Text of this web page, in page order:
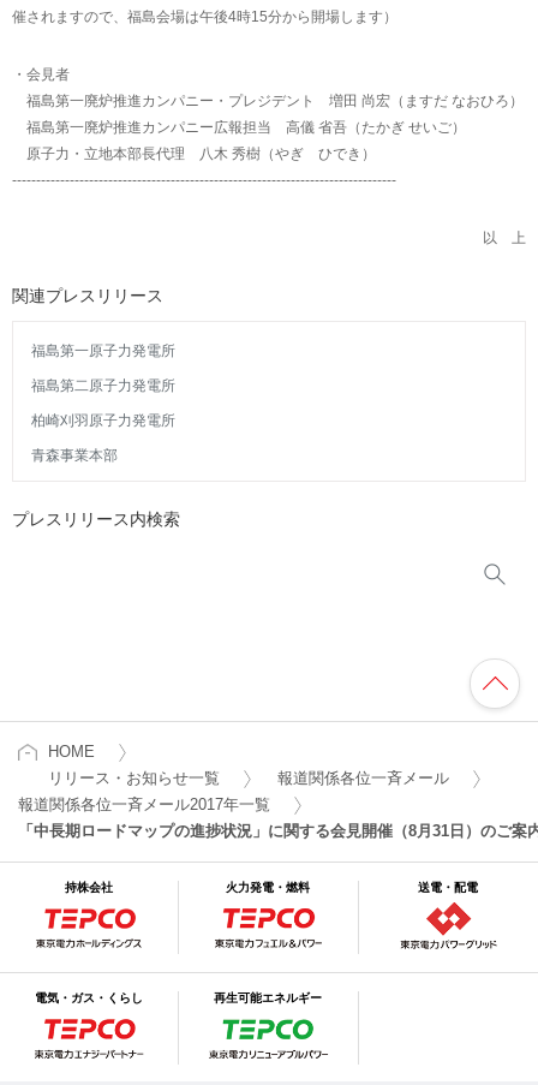
催されますので、福島会場は午後4時15分から開場します）
・会見者
福島第一廃炉推進カンパニー・プレジデント 増田 尚宏（ますだ なおひろ）
福島第一廃炉推進カンパニー広報担当 高儀 省吾（たかぎ せいご）
原子力・立地本部長代理 八木 秀樹（やぎ ひでき）
--------------------------------------------------------------------------------
以 上
関連プレスリリース
福島第一原子力発電所
福島第二原子力発電所
柏崎刈羽原子力発電所
青森事業本部
プレスリリース内検索
HOME
リリース・お知らせ一覧
報道関係各位一斉メール
報道関係各位一斉メール2017年一覧
「中長期ロードマップの進捗状況」に関する会見開催（8月31日）のご案
持株会社 火力発電・燃料 送電・配電
電気・ガス・くらし 再生可能エネルギー